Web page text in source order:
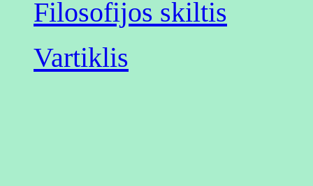
Filosofijos skiltis
Vartiklis